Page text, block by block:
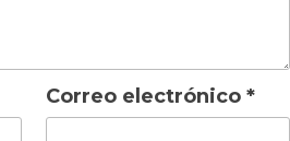
Correo electrónico *